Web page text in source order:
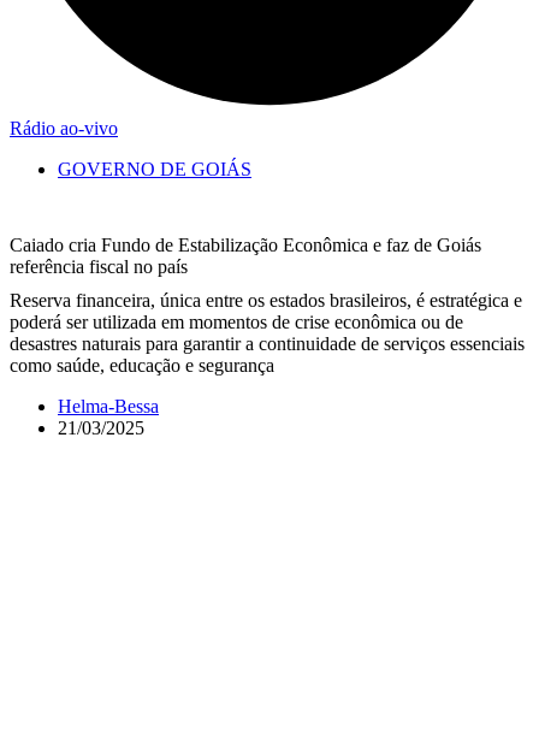
Rádio ao-vivo
GOVERNO DE GOIÁS
Caiado cria Fundo de Estabilização Econômica e faz de Goiás
referência fiscal no país
Reserva financeira, única entre os estados brasileiros, é estratégica e
poderá ser utilizada em momentos de crise econômica ou de
desastres naturais para garantir a continuidade de serviços essenciais
como saúde, educação e segurança
Helma-Bessa
21/03/2025